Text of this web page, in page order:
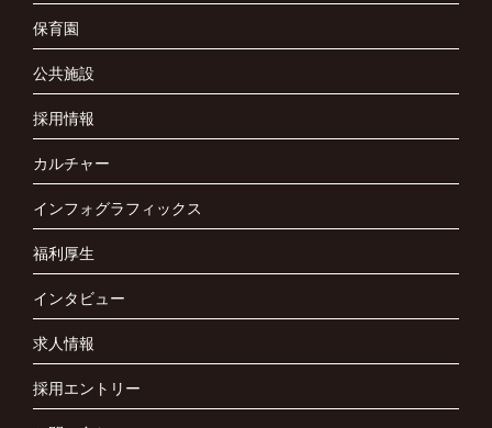
保育園
公共施設
採用情報
カルチャー
インフォグラフィックス
福利厚生
インタビュー
求人情報
採用エントリー